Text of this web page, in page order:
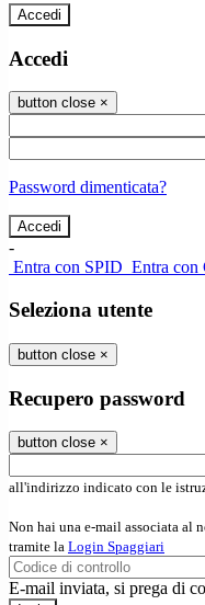
Accedi
Accedi
button close ×
Password dimenticata?
-
Entra con SPID Entra con
Seleziona utente
button close ×
Recupero password
button close ×
all'indirizzo indicato con le
Non hai una e-mail associata al
tramite la Login Spaggiari
E-mail inviata, si prega di